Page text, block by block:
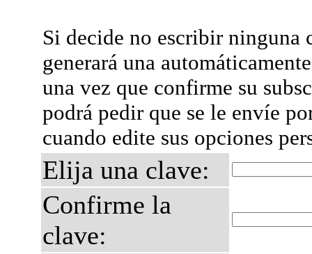
Si decide no escribir ninguna
generará una
una vez que confirme su
podrá pedir que se le envíe
cuando edite sus opciones
Elija una clave:
Confirme la
clave: